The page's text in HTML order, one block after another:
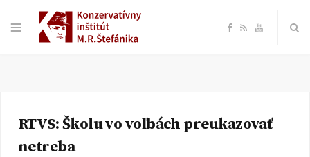
F
e
R Y
T
RTVS: Školu vo voľbách preukazovať
netreba